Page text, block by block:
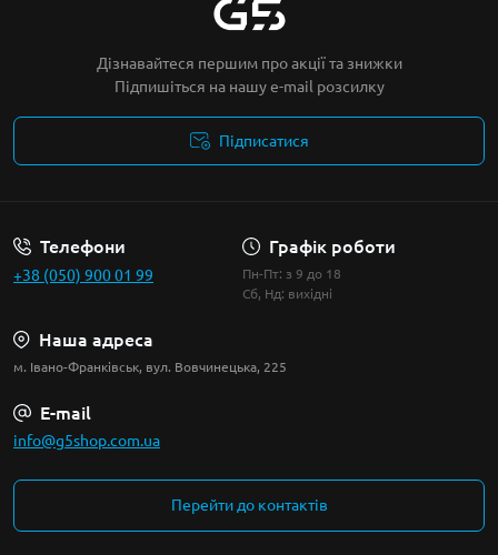
Дізнавайтеся першим про акції та знижки
Підпишіться на нашу e-mail розсилку
Підписатися
Телефони
+38 (050) 900 01 99
Графік роботи
Пн-Пт: з 9 до 18
Сб, Нд: вихідні
Наша адреса
м. Івано-Франківськ, вул. Вовчинецька, 225
E-mail
info@g5shop.com.ua
Перейти до контактів